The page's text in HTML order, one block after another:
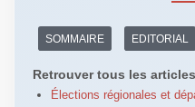
SOMMAIRE EDITORIAL
Retrouver tous les
Élections régionales et